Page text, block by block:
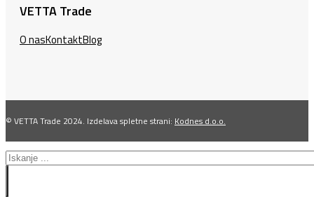
VETTA Trade
O nasKontaktBlog
© VETTA Trade 2024. Izdelava spletne strani: Kodnes d.o.o.
Search